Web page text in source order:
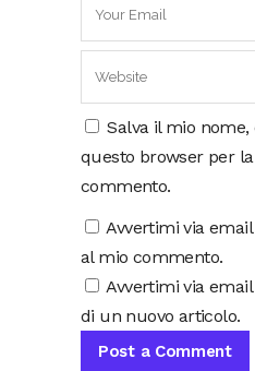
Salva il mio
questo browser per
commento.
Avvertimi via
al mio commento.
Avvertimi via
di un nuovo articolo.